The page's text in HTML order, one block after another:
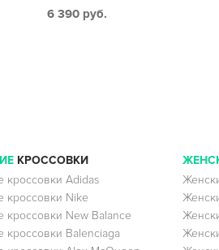
6 390 руб.
КРОССОВКИ
кроссовки Adidas
кроссовки Nike
кроссовки New Balance
кроссовки Balenciaga